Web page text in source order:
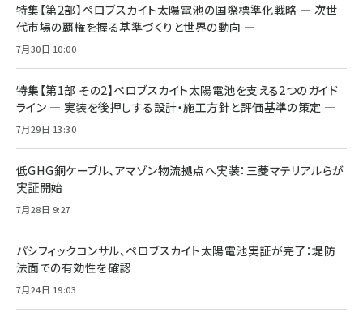
特集【第2部】ペロブスカイト太陽電池の国際標準化戦略 ― 次世
代市場の覇権を握る基準づくりと世界の動向 ―
7月30日 10:00
特集【第1部 その2】ペロブスカイト太陽電池を支える2つのガイド
ライン ― 実装を後押しする設計・施工方針と評価基準の策定 ―
7月29日 13:30
低GHG銅ケーブル、アマゾン物流拠点へ実装：三菱マテリアルらが
実証開始
7月28日 9:27
パシフィックコンサル、ペロブスカイト太陽電池実証が完了：堤防
法面での有効性を確認
7月24日 19:03